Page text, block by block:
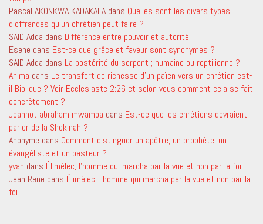
Pascal AKONKWA KADAKALA dans Quelles sont les divers types
d’offrandes qu’un chrétien peut faire ?
SAID Adda dans Différence entre pouvoir et autorité
Esehe dans Est-ce que grâce et faveur sont synonymes ?
SAID Adda dans La postérité du serpent ; humaine ou reptilienne ?
Ahima dans Le transfert de richesse d’un païen vers un chrétien est-
il Biblique ? Voir Ecclesiaste 2:26 et selon vous comment cela se fait
concrètement ?
Jeannot abraham mwamba dans Est-ce que les chrétiens devraient
parler de la Shekinah ?
Anonyme dans Comment distinguer un apôtre, un prophète, un
évangéliste et un pasteur ?
yvan dans Élimélec, l’homme qui marcha par la vue et non par la foi
Jean Rene dans Élimélec, l’homme qui marcha par la vue et non par la
foi